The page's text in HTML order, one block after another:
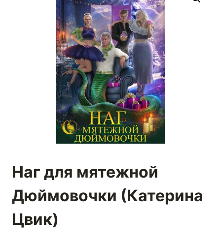
Наг для мятежной
Дюймовочки (Катерина
Цвик)